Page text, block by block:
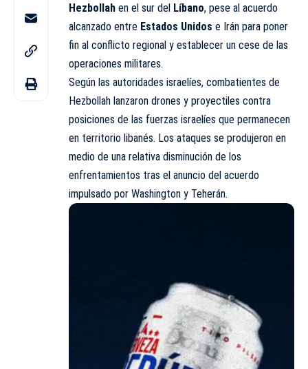
Hezbollah en el sur del Líbano, pese al acuerdo
alcanzado entre Estados Unidos e Irán para poner
fin al conflicto regional y establecer un cese de las
operaciones militares.
Según las autoridades israelíes, combatientes de
Hezbollah lanzaron drones y proyectiles contra
posiciones de las fuerzas israelíes que permanecen
en territorio libanés. Los ataques se produjeron en
medio de una relativa disminución de los
enfrentamientos tras el anuncio del acuerdo
impulsado por Washington y Teherán.